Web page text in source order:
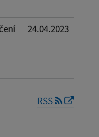
24.04.2023
RSS